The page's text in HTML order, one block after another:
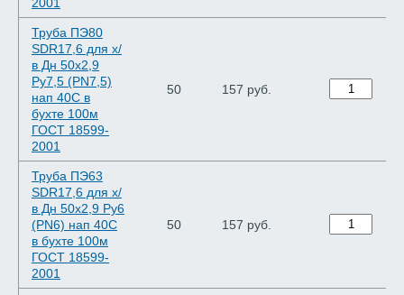
Труба ПЭ80
SDR17,6 для х/
в Дн 50х2,9
Ру7,5 (PN7,5)
нап 40C в
бухте 100м
ГОСТ 18599-
2001
50 157 руб.
Труба ПЭ63
SDR17,6 для х/
в Дн 50х2,9 Ру6
(PN6) нап 40C
в бухте 100м
ГОСТ 18599-
2001
50 157 руб.